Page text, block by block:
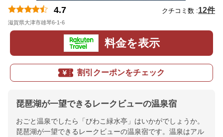
4.7 クチコミ数 :12件
滋賀県大津市雄琴6-1-6
料金を表示
割引クーポンをチェック
琵琶湖が一望できるレークビューの温泉宿
おごと温泉でしたら「びわこ緑水亭」はいかがでしょうか。
琵琶湖が一望できるレークビューの温泉宿です。温泉はアル